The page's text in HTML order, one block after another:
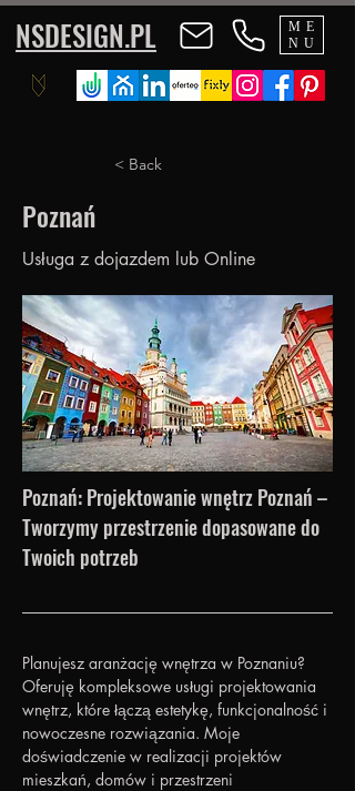
ME
NU
NSDESIGN.PL
< Back
Poznań
Usługa z dojazdem lub Online
Poznań: Projektowanie wnętrz Poznań –
Tworzymy przestrzenie dopasowane do
Twoich potrzeb
Planujesz aranżację wnętrza w Poznaniu?
Oferuję kompleksowe usługi projektowania
wnętrz, które łączą estetykę, funkcjonalność i
nowoczesne rozwiązania. Moje
doświadczenie w realizacji projektów
mieszkań, domów i przestrzeni